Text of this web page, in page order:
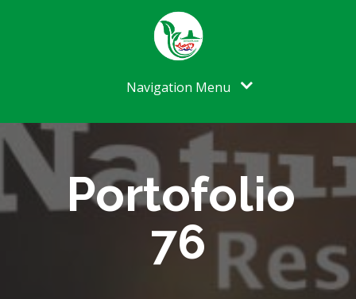
Navigation Menu
Portofolio
76